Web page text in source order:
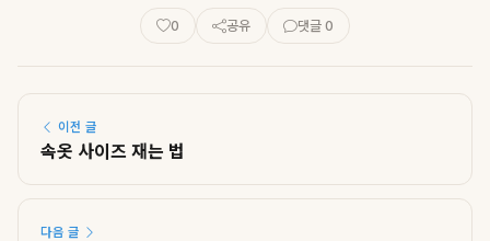
0 공유 댓글 0
이전 글
속옷 사이즈 재는 법
다음 글